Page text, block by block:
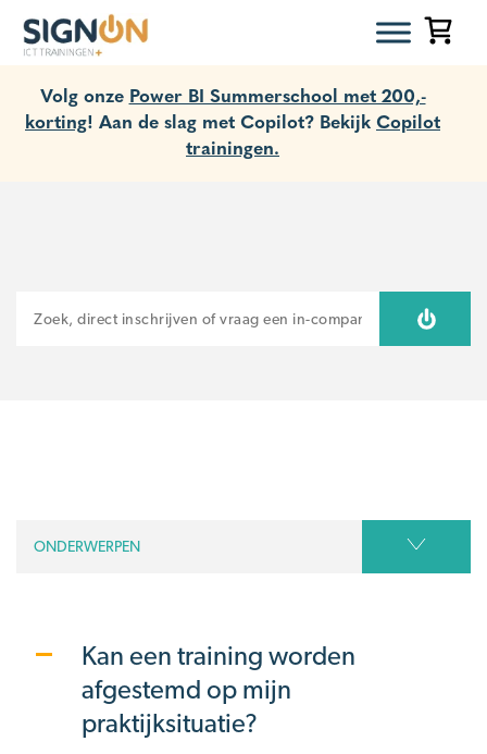
Volg onze Power BI Summerschool met 200,-
korting! Aan de slag met Copilot? Bekijk Copilot
trainingen.
ZOEKEN
ONDERWERPEN
Kan een training worden
afgestemd op mijn
praktijksituatie?